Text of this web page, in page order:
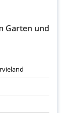
Garten und